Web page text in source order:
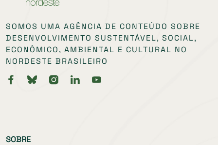
SOMOS UMA AGÊNCIA DE CONTEÚDO SOBRE
DESENVOLVIMENTO SUSTENTÁVEL, SOCIAL,
ECONÔMICO, AMBIENTAL E CULTURAL NO
NORDESTE BRASILEIRO
SOBRE